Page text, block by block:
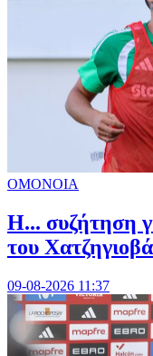
ΟΜΟΝΟΙΑ
Η... συζήτηση
του
09-08-2026 11:37